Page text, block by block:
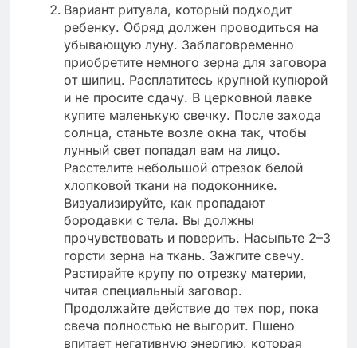
Вариант ритуала, который подходит
ребенку. Обряд должен проводиться на
убывающую луну. Заблаговременно
приобретите немного зерна для заговора
от шипиц. Расплатитесь крупной купюрой
и не просите сдачу. В церковной лавке
купите маленькую свечку. После захода
солнца, станьте возле окна так, чтобы
лунный свет попадал вам на лицо.
Расстелите небольшой отрезок белой
хлопковой ткани на подоконнике.
Визуализируйте, как пропадают
бородавки с тела. Вы должны
прочувствовать и поверить. Насыпьте 2–3
горсти зерна на ткань. Зажгите свечу.
Растирайте крупу по отрезку материи,
читая специальный заговор.
Продолжайте действие до тех пор, пока
свеча полностью не выгорит. Пшено
впитает негативную энергию, которая